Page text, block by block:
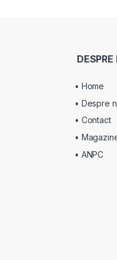
DESPRE
• Home
• Despre
• Contact
•
• ANPC